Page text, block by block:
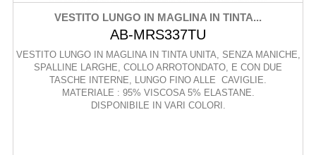
VESTITO LUNGO IN MAGLINA IN TINTA...
AB-MRS337TU
VESTITO LUNGO IN MAGLINA IN TINTA UNITA, SENZA MANICHE,
SPALLINE LARGHE, COLLO ARROTONDATO, E CON DUE
TASCHE INTERNE, LUNGO FINO ALLE CAVIGLIE.
MATERIALE : 95% VISCOSA 5% ELASTANE.
DISPONIBILE IN VARI COLORI.